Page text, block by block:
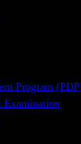
Program
bersifat
dan
mudah